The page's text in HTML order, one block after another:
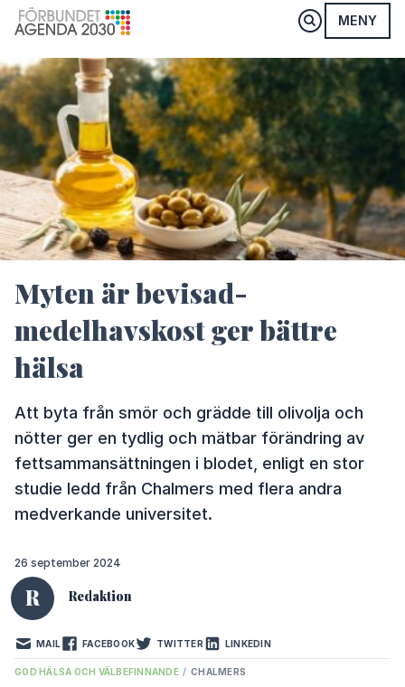
MENY
Myten är bevisad-
medelhavskost ger bättre
hälsa
Att byta från smör och grädde till olivolja och
nötter ger en tydlig och mätbar förändring av
fettsammansättningen i blodet, enligt en stor
studie ledd från Chalmers med flera andra
medverkande universitet.
26 september 2024
R Redaktion
MAIL FACEBOOK TWITTER LINKEDIN
GOD HÄLSA OCH VÄLBEFINNANDE / CHALMERS